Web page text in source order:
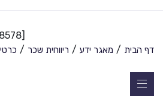
[searchandfilter id="8578"]
דף הבית / מאגר ידע / ריווחית שכר /